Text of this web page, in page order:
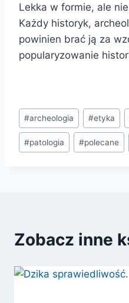
Lekka w formie, ale
Każdy historyk,
powinien brać ją za
popularyzowanie
Tagi
wpisu:
#archeologia #etyka
#patologia #polecane
Zobacz inne